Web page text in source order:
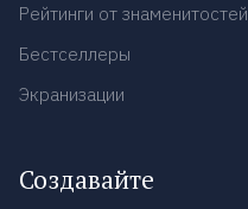
Рейтинги от знаменитостей
Бестселлеры
Экранизации
Создавайте